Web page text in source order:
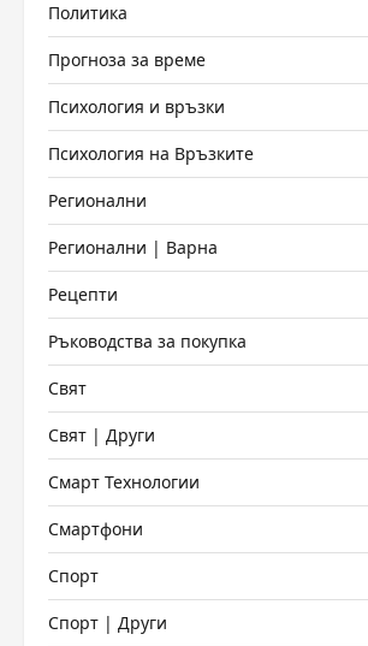
Политика
Прогноза за време
Психология и връзки
Психология на Връзките
Регионални
Регионални | Варна
Рецепти
Ръководства за покупка
Свят
Свят | Други
Смарт Технологии
Смартфони
Спорт
Спорт | Други